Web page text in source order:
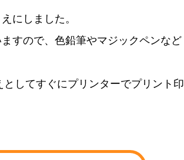
にしました。
すので、色鉛筆やマジックペンなど
してすぐにプリンターでプリント印